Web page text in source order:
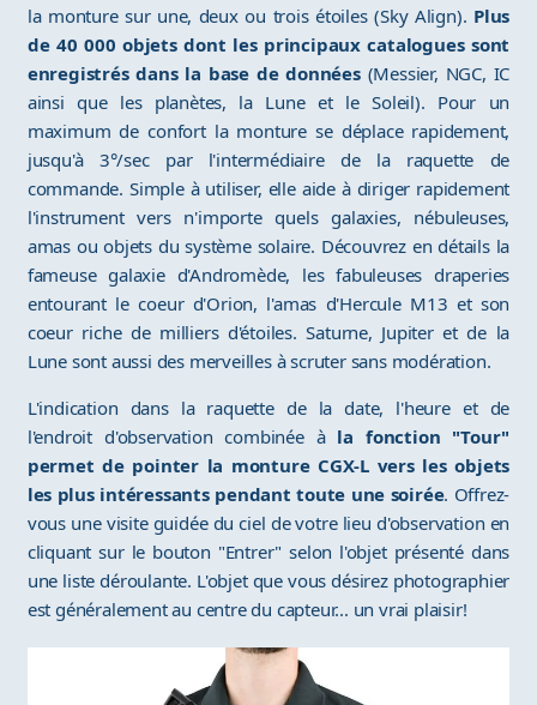
la monture sur une, deux ou trois étoiles (Sky Align). Plus
de 40 000 objets dont les principaux catalogues sont
enregistrés dans la base de données(Messier, NGC, IC
ainsi que les planètes, la Lune et le Soleil). Pour un
maximum de confort la monture se déplace rapidement,
jusqu'à 3°/sec par l'intermédiaire de la raquette de
commande. Simple à utiliser, elle aide à diriger rapidement
l'instrument vers n'importe quels galaxies, nébuleuses,
amas ou objets du système solaire. Découvrez en détails la
fameuse galaxie d'Andromède, les fabuleuses draperies
entourant le coeur d'Orion, l'amas d'Hercule M13 et son
coeur riche de milliers d'étoiles. Saturne, Jupiter et de la
Lune sont aussi des merveilles à scruter sans modération.
L'indication dans la raquette de la date, l'heure et de
l'endroit d'observation combinée à la fonction "Tour"
permet de pointer la monture CGX-L vers les objets
les plus intéressants pendant toute une soirée. Offrez-
vous une visite guidée du ciel de votre lieu d'observation en
cliquant sur le bouton "Entrer" selon l'objet présenté dans
une liste déroulante. L'objet que vous désirez photographier
est généralement au centre du capteur... un vrai plaisir!